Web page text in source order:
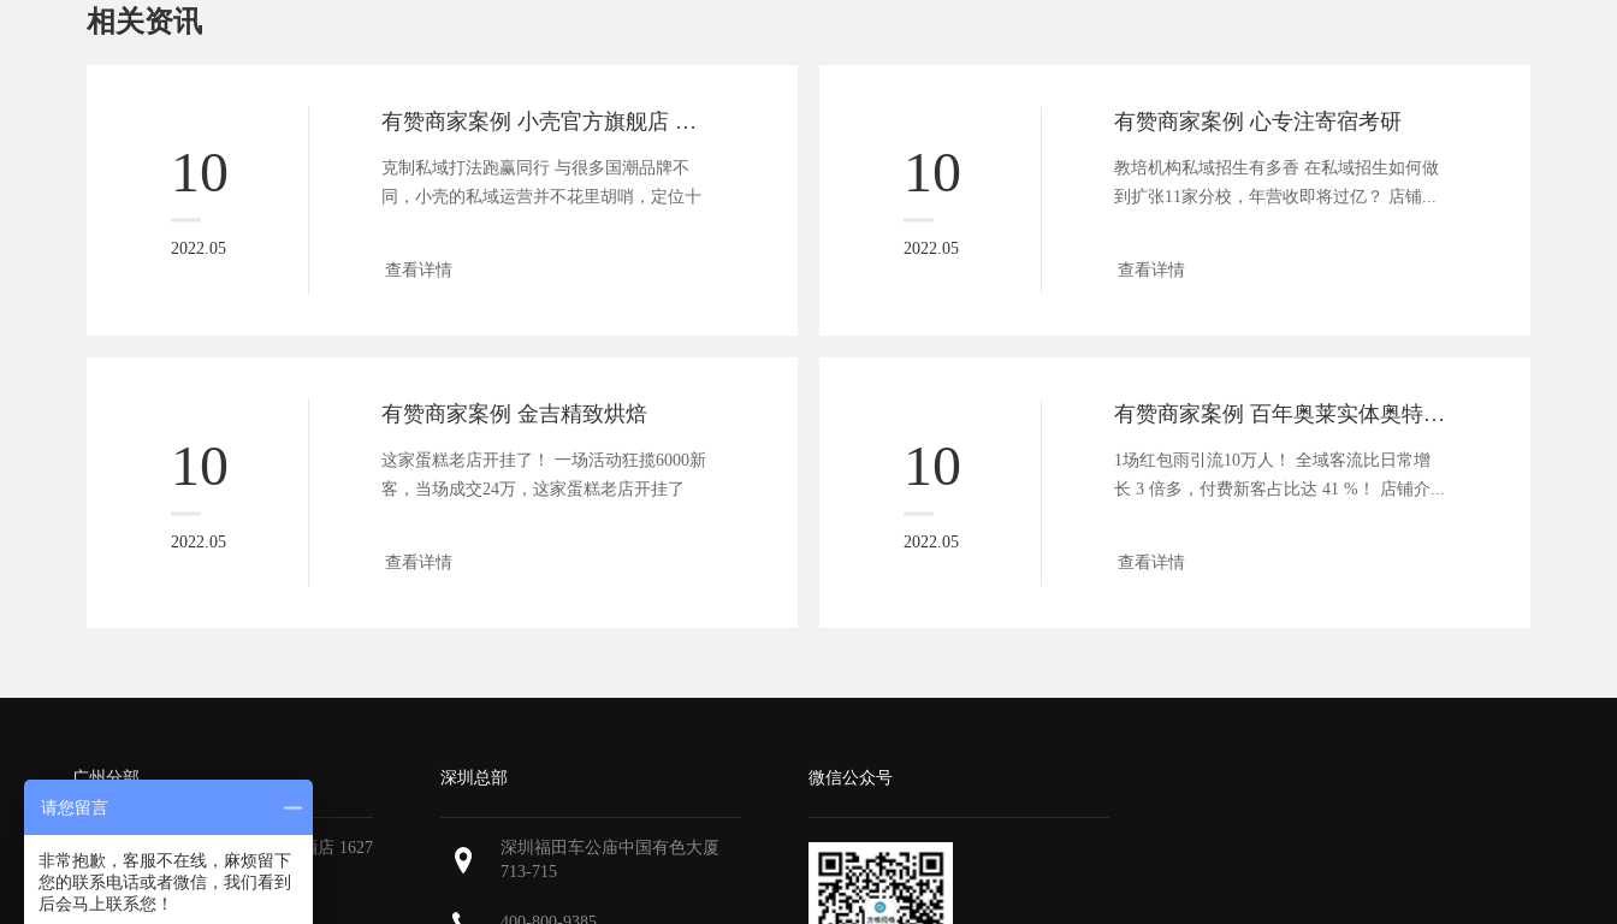
相关资讯
10
2022.05
有赞商家案例 小壳官方旗舰店 小程序商城
克制私域打法跑赢同行 与很多国潮品牌不
同，小壳的私域运营并不花里胡哨，定位十
查看详情
10
2022.05
有赞商家案例 心专注寄宿考研
教培机构私域招生有多香 在私域招生如何做
到扩张11家分校，年营收即将过亿？ 店铺...
查看详情
10
2022.05
有赞商家案例 金吉精致烘焙
这家蛋糕老店开挂了！ 一场活动狂揽6000新
客，当场成交24万，这家蛋糕老店开挂了
查看详情
10
2022.05
有赞商家案例 百年奥莱实体奥特莱斯线上商城
1场红包雨引流10万人！ 全域客流比日常增
长 3 倍多，付费新客占比达 41 %！ 店铺介...
查看详情
广州分部
广州天河区地中海国际酒店 1627
深圳总部
深圳福田车公庙中国有色大厦
713-715
微信公众号
请您留言
非常抱歉，客服不在线，麻烦留下
您的联系电话或者微信，我们看到
后会马上联系您！